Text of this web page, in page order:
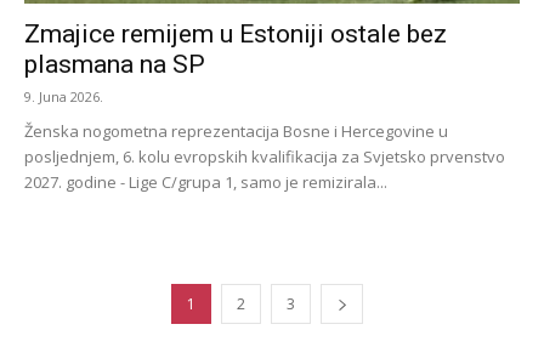
Zmajice remijem u Estoniji ostale bez
plasmana na SP
9. Juna 2026.
Ženska nogometna reprezentacija Bosne i Hercegovine u
posljednjem, 6. kolu evropskih kvalifikacija za Svjetsko prvenstvo
2027. godine - Lige C/grupa 1, samo je remizirala...
1 2 3